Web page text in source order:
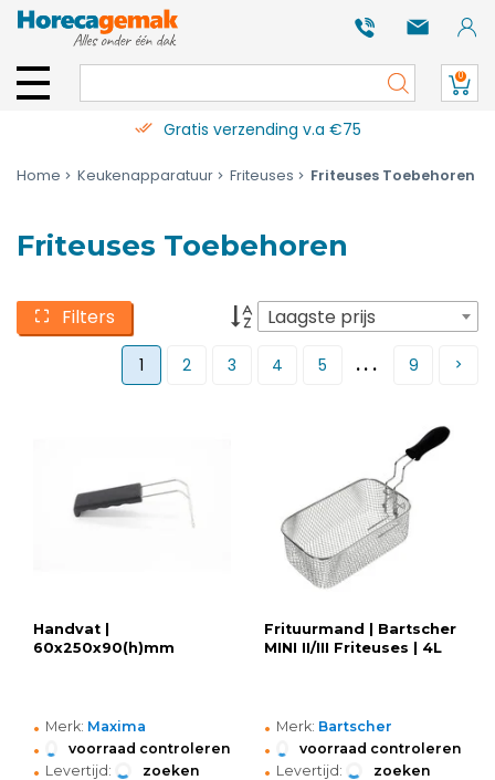
0
Gratis verzending v.a €75
Home Keukenapparatuur Friteuses Friteuses Toebehoren
Friteuses Toebehoren
Filters Laagste prijs
1 2 3 4 5 ... 9
Handvat |
60x250x90(h)mm
• Merk: Maxima
• voorraad controleren
• Levertijd: zoeken
Frituurmand | Bartscher
MINI II/III Friteuses | 4L
• Merk: Bartscher
• voorraad controleren
• Levertijd: zoeken